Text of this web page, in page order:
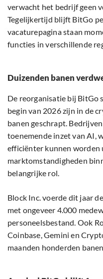
verwacht het bedrijf geen
Tegelijkertijd blijft BitGo
vacaturepagina staan
functies in verschillende
Duizenden banen
De reorganisatie bij BitGo
begin van 2026 zijn in de
banen geschrapt.
toenemende inzet van AI,
efficiënter kunnen worden
marktomstandigheden
belangrijke rol.
Block Inc. voerde dit jaar
met ongeveer 4.000
personeelsbestand. Ook
Coinbase, Gemini en
maanden honderden